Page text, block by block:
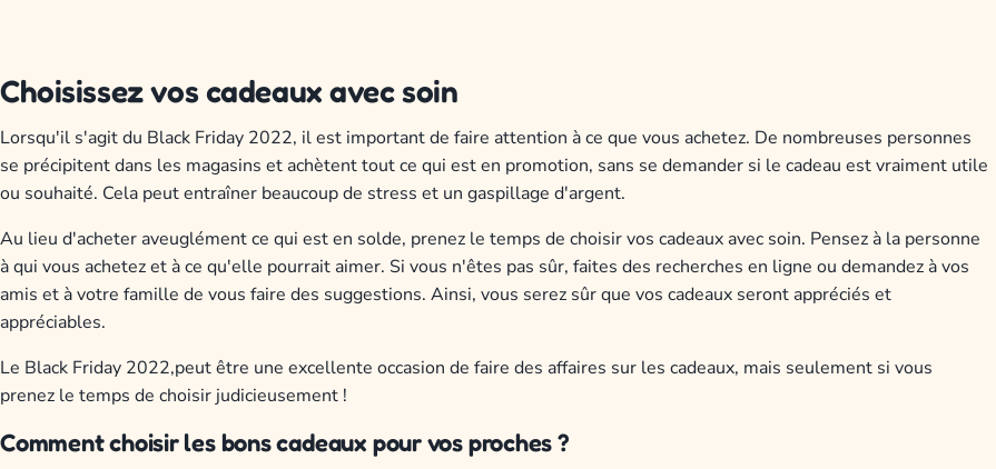
Choisissez vos cadeaux avec soin
Lorsqu'il s'agit du Black Friday 2022, il est important de faire attention à ce que vous achetez. De nombreuses personnes
se précipitent dans les magasins et achètent tout ce qui est en promotion, sans se demander si le cadeau est vraiment utile
ou souhaité. Cela peut entraîner beaucoup de stress et un gaspillage d'argent.
Au lieu d'acheter aveuglément ce qui est en solde, prenez le temps de choisir vos cadeaux avec soin. Pensez à la personne
à qui vous achetez et à ce qu'elle pourrait aimer. Si vous n'êtes pas sûr, faites des recherches en ligne ou demandez à vos
amis et à votre famille de vous faire des suggestions. Ainsi, vous serez sûr que vos cadeaux seront appréciés et
appréciables.
Le Black Friday 2022,peut être une excellente occasion de faire des affaires sur les cadeaux, mais seulement si vous
prenez le temps de choisir judicieusement !
Comment choisir les bons cadeaux pour vos proches ?